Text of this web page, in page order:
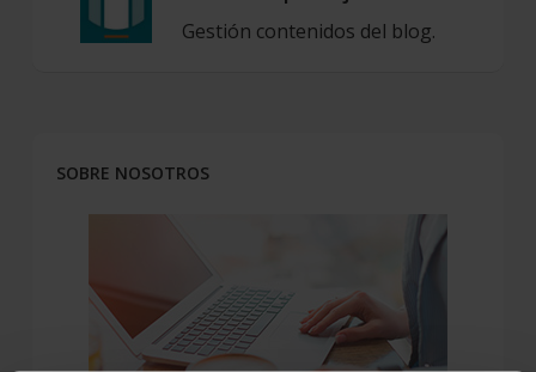
Gestión contenidos del blog.
SOBRE NOSOTROS